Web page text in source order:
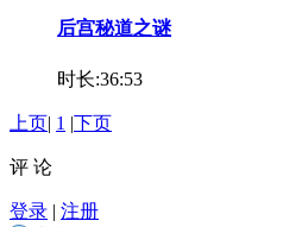
后宫秘道之谜
时长:36:53
上页| 1 |下页
评 论
登录 | 注册